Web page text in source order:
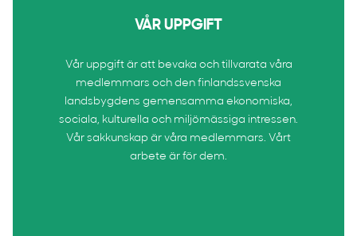
VÅR UPPGIFT
Vår uppgift är att bevaka och tillvarata våra
medlemmars och den finlandssvenska
landsbygdens gemensamma ekonomiska,
sociala, kulturella och miljömässiga intressen.
Vår sakkunskap är våra medlemmars. Vårt
arbete är för dem.